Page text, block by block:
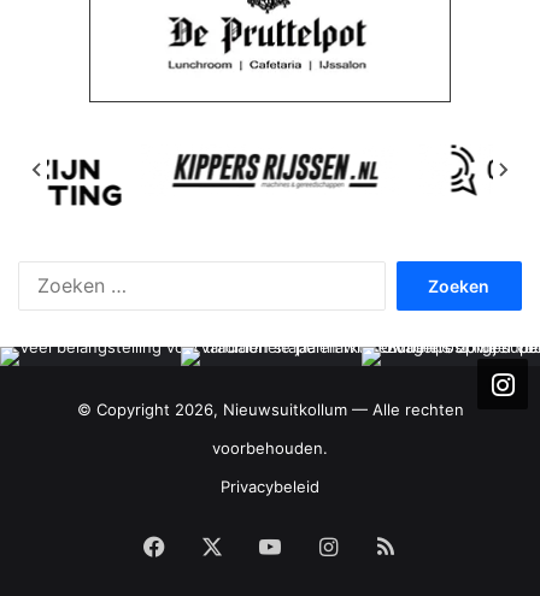
© Copyright 2026, Nieuwsuitkollum — Alle rechten
voorbehouden.
Privacybeleid
Facebook YouTubeInstagram
RSS